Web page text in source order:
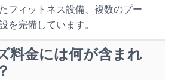
フィットネス設備、複数のプー
を完備しています。
料金には何が含まれ